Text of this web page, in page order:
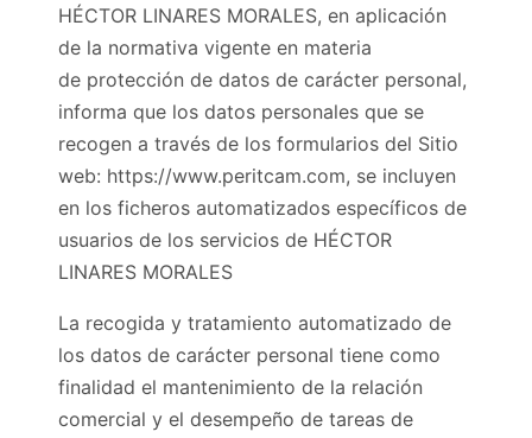
HÉCTOR LINARES MORALES, en aplicación
de la normativa vigente en materia
de protección de datos de carácter personal,
informa que los datos personales que se
recogen a través de los formularios del Sitio
web: https://www.peritcam.com, se incluyen
en los ficheros automatizados específicos de
usuarios de los servicios de HÉCTOR
LINARES MORALES
La recogida y tratamiento automatizado de
los datos de carácter personal tiene como
finalidad el mantenimiento de la relación
comercial y el desempeño de tareas de